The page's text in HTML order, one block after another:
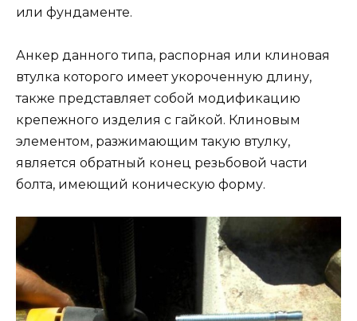
или фундаменте.
Анкер данного типа, распорная или клиновая
втулка которого имеет укороченную длину,
также представляет собой модификацию
крепежного изделия с гайкой. Клиновым
элементом, разжимающим такую втулку,
является обратный конец резьбовой части
болта, имеющий коническую форму.